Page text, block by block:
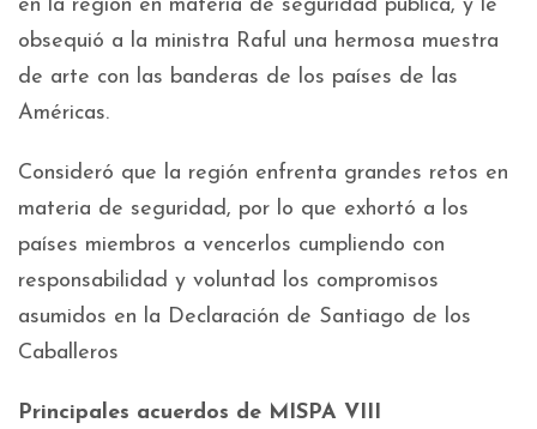
en la región en materia de seguridad pública, y le
obsequió a la ministra Raful una hermosa muestra
de arte con las banderas de los países de las
Américas.
Consideró que la región enfrenta grandes retos en
materia de seguridad, por lo que exhortó a los
países miembros a vencerlos cumpliendo con
responsabilidad y voluntad los compromisos
asumidos en la Declaración de Santiago de los
Caballeros
Principales acuerdos de MISPA VIII